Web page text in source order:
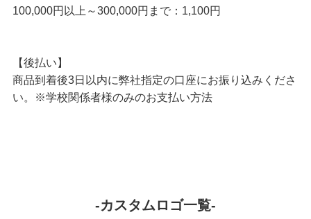
100,000円以上～300,000円まで：1,100円
【後払い】
商品到着後3日以内に弊社指定の口座にお振り込みくださ
い。※学校関係者様のみのお支払い方法
-カスタムロゴ一覧-